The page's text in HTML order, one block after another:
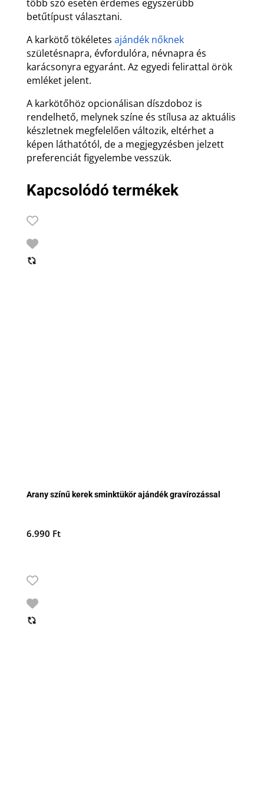
több szó esetén érdemes egyszerűbb
betűtípust választani.
A karkötő tökéletes ajándék nőknek
születésnapra, évfordulóra, névnapra és
karácsonyra egyaránt. Az egyedi felirattal örök
emléket jelent.
A karkötőhöz opcionálisan díszdoboz is
rendelhető, melynek színe és stílusa az aktuális
készletnek megfelelően változik, eltérhet a
képen láthatótól, de a megjegyzésben jelzett
preferenciát figyelembe vesszük.
Kapcsolódó termékek
Arany színű kerek sminktükör ajándék gravírozással
6.990 Ft